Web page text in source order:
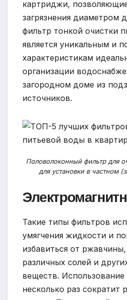
картриджи,
загрязнения диаметром
фильтр тонкой очистки
является уникальным и
характеристикам
организации
загородном доме из
источников.
Половолоконный фильтр для
для установки в частном
Такие типы фильтров
умягчения жидкости и
избавиться от
различных солей и
веществ. Использование
несколько раз сократит